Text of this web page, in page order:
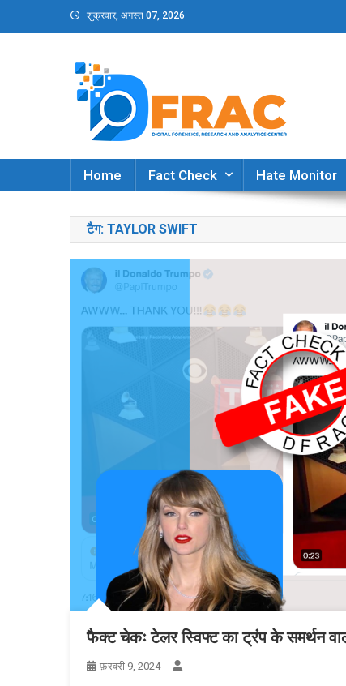
to
शुक्रवार, अगस्त 07, 2026
DFRAC_ORG
Digital Forensics, Research and Analytics
Home
Fact Check Hate Monitor
टैग: TAYLOR SWIFT
फैक्ट चेकः टेलर स्विफ्ट का ट्रंप के समर्थन
फ़रवरी 9, 2024